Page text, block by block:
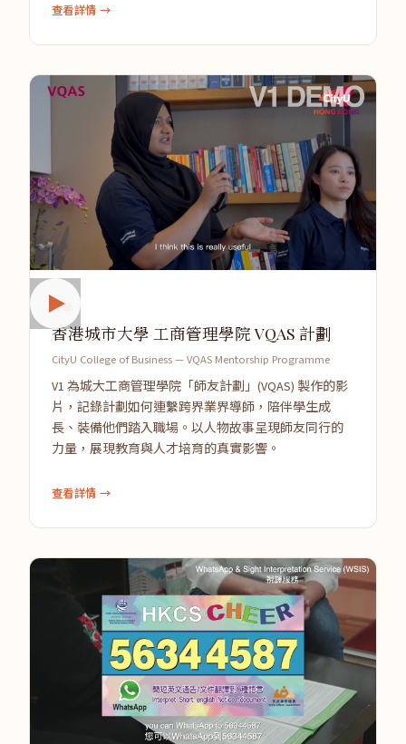
查看詳情 →
大學
香港城市大學 工商管理學院 VQAS 計劃
CityU College of Business — VQAS Mentorship Programme
V1 為城大工商管理學院「師友計劃」(VQAS) 製作的影
片，記錄計劃如何連繫跨界業界導師，陪伴學生成
長、裝備他們踏入職場。以人物故事呈現師友同行的
力量，展現教育與人才培育的真實影響。
查看詳情 →